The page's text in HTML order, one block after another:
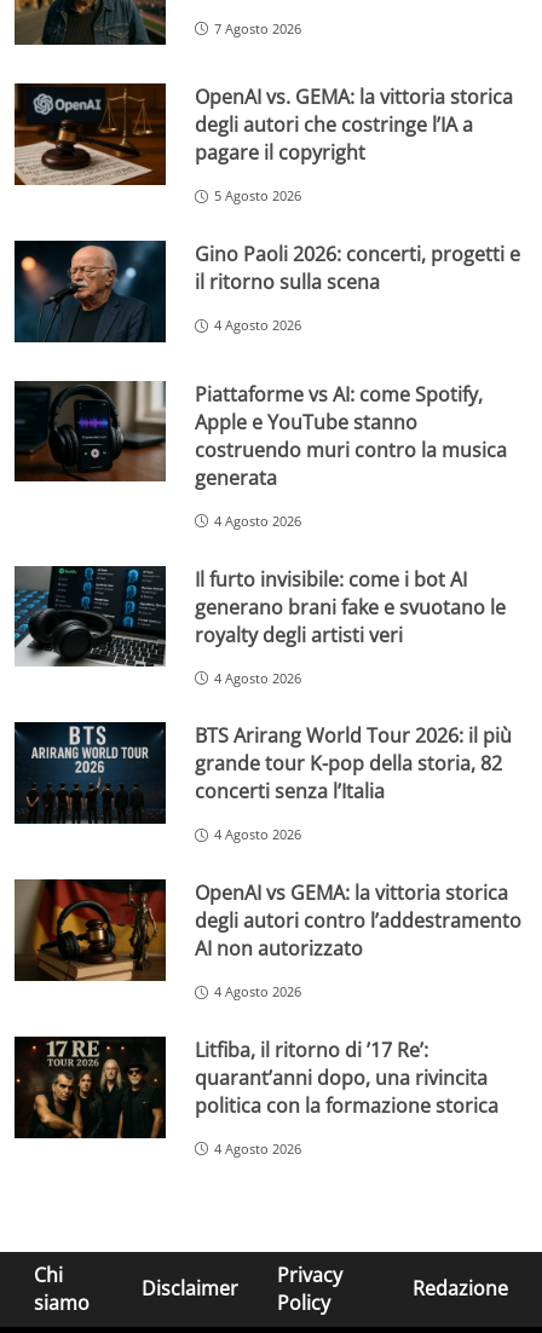
7 Agosto 2026
OpenAI vs. GEMA: la vittoria storica
degli autori che costringe l’IA a
pagare il copyright
5 Agosto 2026
Gino Paoli 2026: concerti, progetti e
il ritorno sulla scena
4 Agosto 2026
Piattaforme vs AI: come Spotify,
Apple e YouTube stanno
costruendo muri contro la musica
generata
4 Agosto 2026
Il furto invisibile: come i bot AI
generano brani fake e svuotano le
royalty degli artisti veri
4 Agosto 2026
BTS Arirang World Tour 2026: il più
grande tour K-pop della storia, 82
concerti senza l’Italia
4 Agosto 2026
OpenAI vs GEMA: la vittoria storica
degli autori contro l’addestramento
AI non autorizzato
4 Agosto 2026
Litfiba, il ritorno di ’17 Re’:
quarant’anni dopo, una rivincita
politica con la formazione storica
4 Agosto 2026
Chi
siamo
Disclaimer
Privacy
Policy
Redazione